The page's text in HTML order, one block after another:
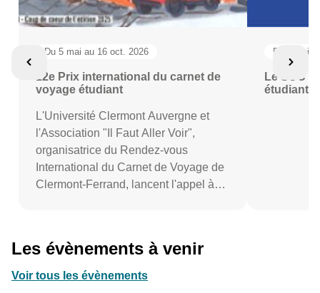
Du 5 mai au 16 oct. 2026
12e Prix international du carnet de
voyage étudiant
L'Université Clermont Auvergne et
l'Association "Il Faut Aller Voir",
organisatrice du Rendez-vous
International du Carnet de Voyage de
Clermont-Ferrand, lancent l'appel à
Du 16 juil.
Le SUC
étudiants
Les évènements à venir
Voir tous les évènements